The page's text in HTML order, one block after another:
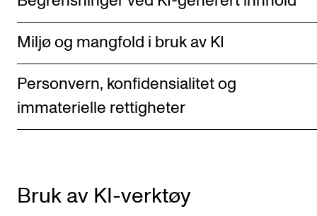
Miljø og mangfold i bruk av KI
Personvern, konfidensialitet og
immaterielle rettigheter
Bruk av KI-verktøy